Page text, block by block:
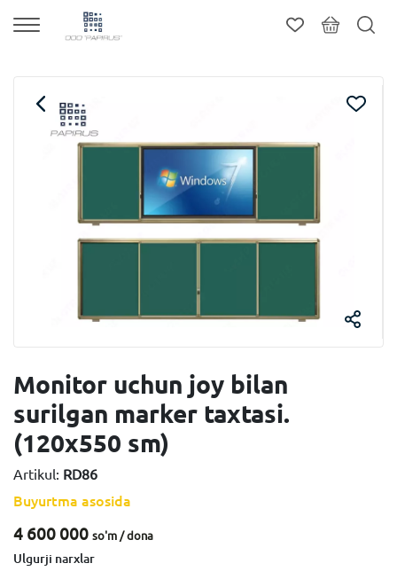
Monitor uchun joy bilan
surilgan marker taxtasi.
(120x550 sm)
Artikul: RD86
Buyurtma asosida
4 600 000 so'm / dona
Ulgurji narxlar